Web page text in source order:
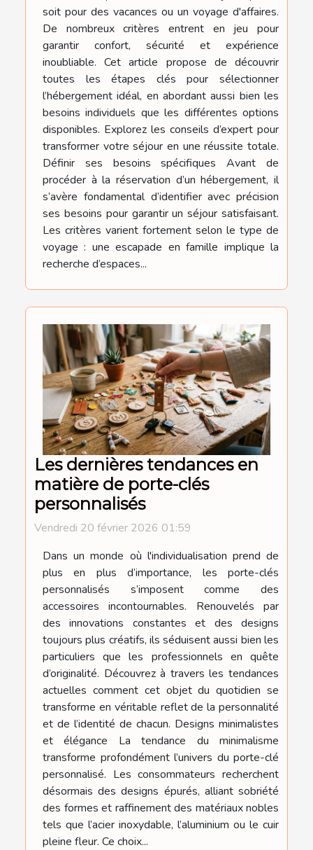
soit pour des vacances ou un voyage d'affaires.
De nombreux critères entrent en jeu pour
garantir confort, sécurité et expérience
inoubliable. Cet article propose de découvrir
toutes les étapes clés pour sélectionner
l’hébergement idéal, en abordant aussi bien les
besoins individuels que les différentes options
disponibles. Explorez les conseils d’expert pour
transformer votre séjour en une réussite totale.
Définir ses besoins spécifiques Avant de
procéder à la réservation d’un hébergement, il
s’avère fondamental d’identifier avec précision
ses besoins pour garantir un séjour satisfaisant.
Les critères varient fortement selon le type de
voyage : une escapade en famille implique la
recherche d’espaces...
Les dernières tendances en
matière de porte-clés
personnalisés
Vendredi 20 février 2026 01:59
Dans un monde où l'individualisation prend de
plus en plus d’importance, les porte-clés
personnalisés s’imposent comme des
accessoires incontournables. Renouvelés par
des innovations constantes et des designs
toujours plus créatifs, ils séduisent aussi bien les
particuliers que les professionnels en quête
d’originalité. Découvrez à travers les tendances
actuelles comment cet objet du quotidien se
transforme en véritable reflet de la personnalité
et de l’identité de chacun. Designs minimalistes
et élégance La tendance du minimalisme
transforme profondément l’univers du porte-clé
personnalisé. Les consommateurs recherchent
désormais des designs épurés, alliant sobriété
des formes et raffinement des matériaux nobles
tels que l’acier inoxydable, l’aluminium ou le cuir
pleine fleur. Ce choix...